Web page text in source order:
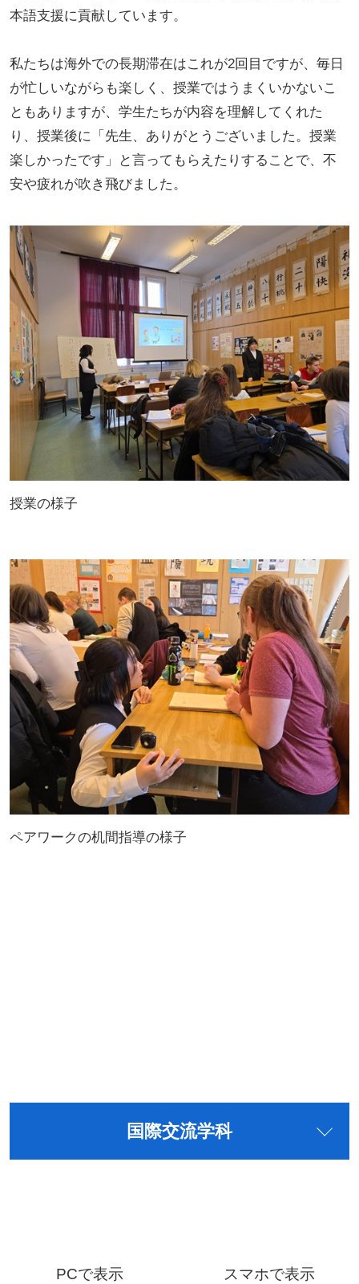
本語支援に貢献しています。
私たちは海外での長期滞在はこれが2回目ですが、毎日
が忙しいながらも楽しく、授業ではうまくいかないこ
ともありますが、学生たちが内容を理解してくれた
り、授業後に「先生、ありがとうございました。授業
楽しかったです」と言ってもらえたりすることで、不
安や疲れが吹き飛びました。
授業の様子
ペアワークの机間指導の様子
国際交流学科
PCで表示 スマホで表示